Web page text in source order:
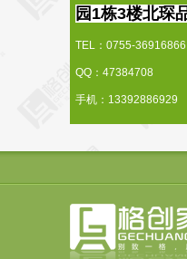
园1栋3楼北琛
TEL：0755-36916866
QQ：47384708
手机：13392886929